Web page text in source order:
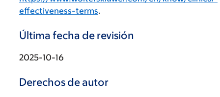
effectiveness-terms.
Última fecha de revisión
2025-10-16
Derechos de autor